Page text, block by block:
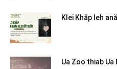
Klei Khăp leh
Ua Zoo thiab